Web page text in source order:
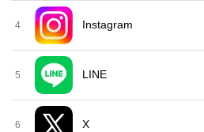
4 Instagram
5 LINE
6 X